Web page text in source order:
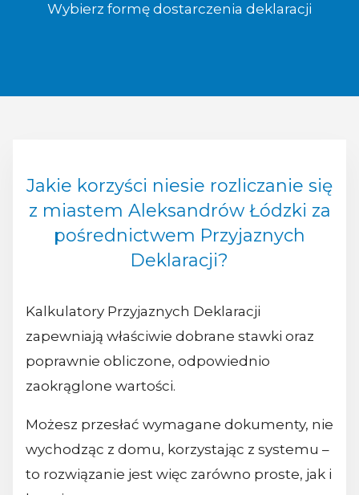
Wybierz formę dostarczenia deklaracji
Jakie korzyści niesie rozliczanie się
z miastem Aleksandrów Łódzki za
pośrednictwem Przyjaznych
Deklaracji?
Kalkulatory Przyjaznych Deklaracji
zapewniają właściwie dobrane stawki oraz
poprawnie obliczone, odpowiednio
zaokrąglone wartości.
Możesz przesłać wymagane dokumenty, nie
wychodząc z domu, korzystając z systemu –
to rozwiązanie jest więc zarówno proste, jak i